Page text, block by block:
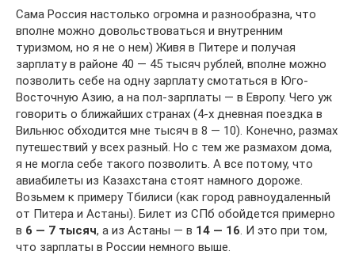
Сама Россия настолько огромна и разнообразна, что
вполне можно довольствоваться и внутренним
туризмом, но я не о нем) Живя в Питере и получая
зарплату в районе 40 — 45 тысяч рублей, вполне можно
позволить себе на одну зарплату смотаться в Юго-
Восточную Азию, а на пол-зарплаты — в Европу. Чего уж
говорить о ближайших странах (4-х дневная поездка в
Вильнюс обходится мне тысяч в 8 — 10). Конечно, размах
путешествий у всех разный. Но с тем же размахом дома,
я не могла себе такого позволить. А все потому, что
авиабилеты из Казахстана стоят намного дороже.
Возьмем к примеру Тбилиси (как город равноудаленный
от Питера и Астаны). Билет из СПб обойдется примерно
в 6 — 7 тысяч, а из Астаны — в 14 — 16 . И это при том,
что зарплаты в России немного выше.